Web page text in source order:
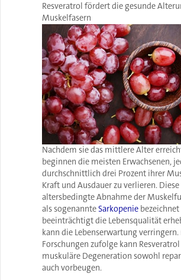
Resveratrol fördert die gesunde
Muskelfasern
Nachdem sie das mittlere Alter
beginnen die meisten Erwachsenen,
durchschnittlich drei Prozent ihrer
Kraft und Ausdauer zu verlieren. Diese
altersbedingte Abnahme der
als sogenannteSarkopenie
beeinträchtigt die Lebensqualität
kann die Lebenserwartung verringern.
Forschungen zufolge kann
muskuläre Degeneration sowohl
auch vorbeugen.